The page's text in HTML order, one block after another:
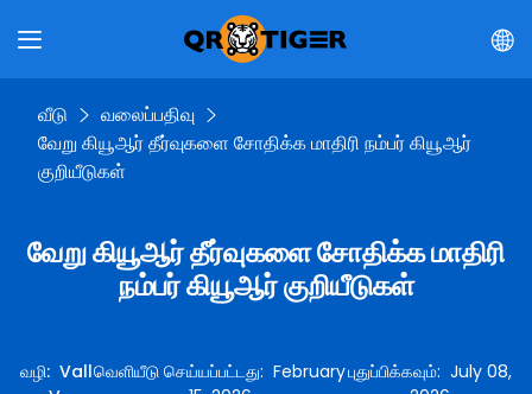
வீடு
வலைப்பதிவு
வேறு கியூஆர் தீர்வுகளை சோதிக்க மாதிரி நம்பர் கியூஆர்
குறியீடுகள்
வேறு கியூஆர் தீர்வுகளை சோதிக்க மாதிரி
நம்பர் கியூஆர் குறியீடுகள்
வழி: Vallவெளியீடு செய்யப்பட்டது:Februaryபுதுப்பிக்கவும்:July 08,